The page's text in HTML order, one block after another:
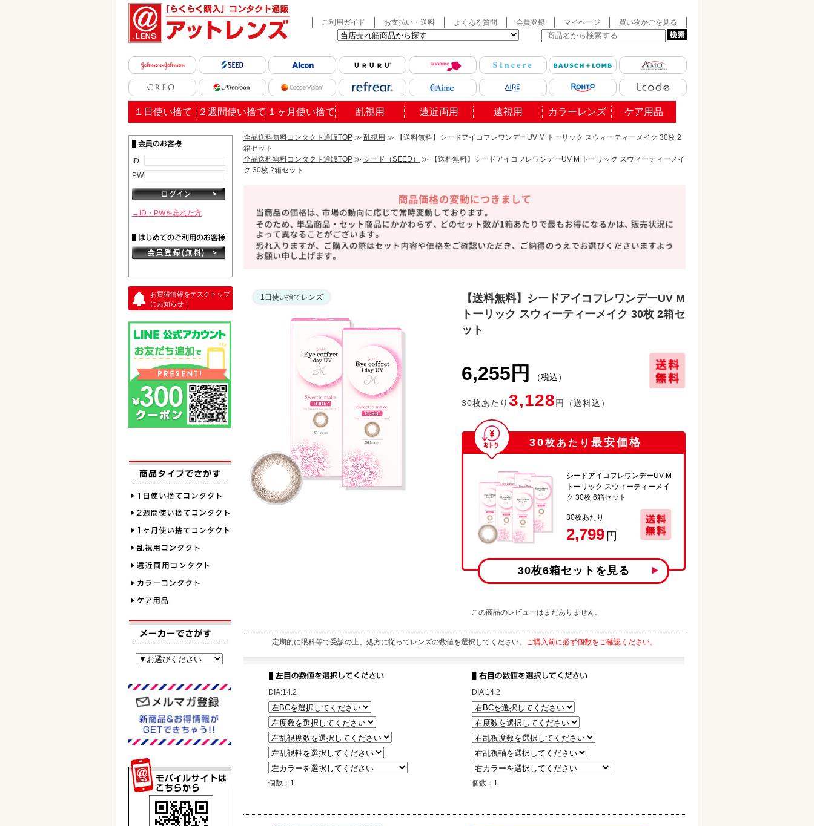
ご利用ガイド お支払い・送料 よくある質問 会員登録 マイページ 買い物かごを見る
１日使い捨て ２週間使い捨て １ヶ月使い捨て 乱視用 遠近両用 遠視用 カラーレンズ ケア用品
ID
PW
→ID・PWを忘れた方
お買得情報をデスクトップ
にお知らせ！
お知らせを受信する
全品送料無料コンタクト通販TOP ≫ 乱視用 ≫ 【送料無料】シードアイコフレワンデーUV M トーリック スウィーティーメイク 30枚 2
箱セット
全品送料無料コンタクト通販TOP ≫ シード（SEED）
≫ 【送料無料】シードアイコフレワンデーUV M トーリック スウィーティーメイ
ク 30枚 2箱セット
1日使い捨てレンズ
【送料無料】シードアイコフレワンデーUV M
トーリック スウィーティーメイク 30枚 2箱セ
ット
6,255円 （税込）
30枚あたり 3,128円 （送料込）
30枚あたり 最安価格
シードアイコフレワンデーUV M
トーリック スウィーティーメイ
ク 30枚 6箱セット
30枚あたり
2,799 円
30枚6箱セットを見る
この商品のレビューはまだありません。
定期的に眼科等で受診の上、処方に従ってレンズの数値を選択してください。 ご購入前に必ず個数をご確認ください。
DIA:14.2
個数：1
DIA:14.2
個数：1